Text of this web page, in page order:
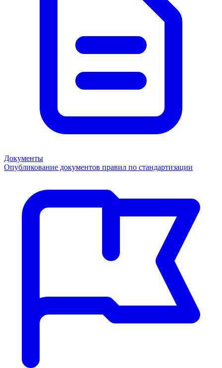
Документы
Опубликование документов правил по стандартизации